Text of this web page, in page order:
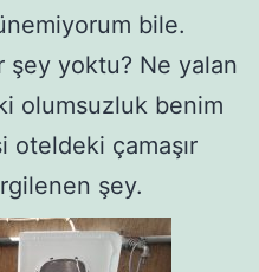
bile.
şey yoktu? Ne yalan
olumsuzluk benim
oteldeki çamaşır
şey.